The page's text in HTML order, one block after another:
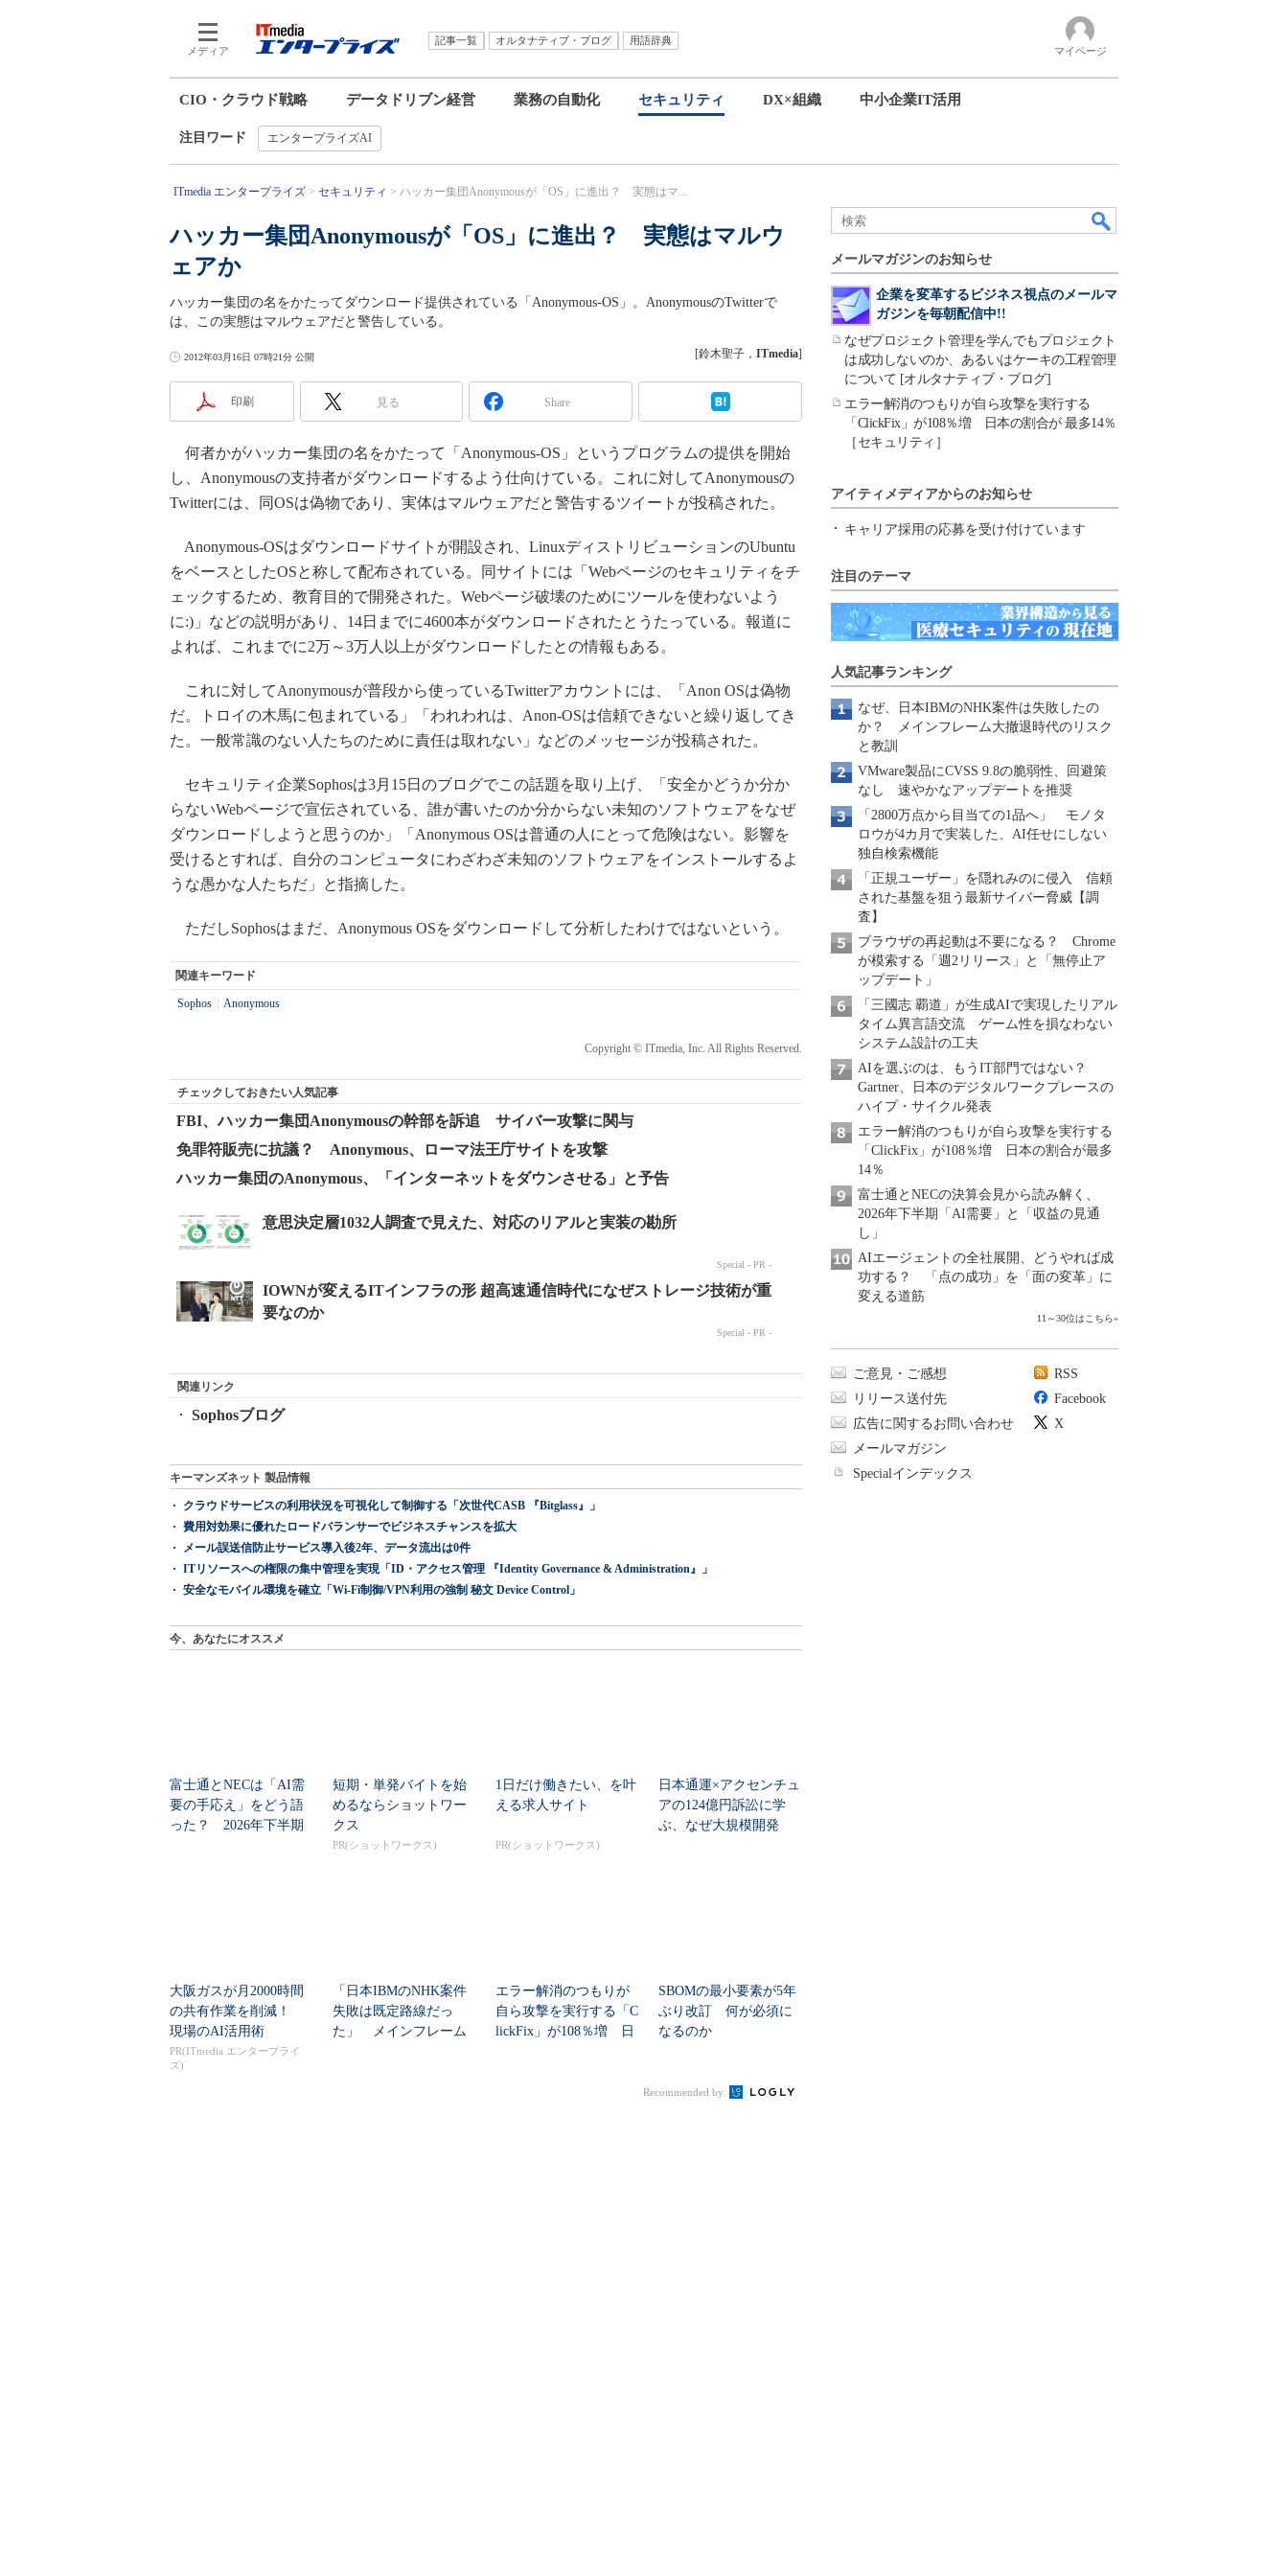
メディア
記事一覧 オルタナティブ・ブログ
用語辞典
マイページ
CIO・クラウド戦略 データドリブン経営 業務の自動化 セキュリティ DX×組織 中小企業IT活用
注目ワード エンタープライズAI
ITmedia エンタープライズ セキュリティ ハッカー集団Anonymousが「OS」に進出？ 実態はマ...
ハッカー集団Anonymousが「OS」に進出？ 実態はマルウ
ェアか
ハッカー集団の名をかたってダウンロード提供されている「Anonymous-OS」。AnonymousのTwitterで
は、この実態はマルウェアだと警告している。
2012年03月16日 07時21分 公開 [鈴木聖子， ITmedia]
印刷 見る Share
何者かがハッカー集団の名をかたって「Anonymous-OS」というプログラムの提供を開始
し、Anonymousの支持者がダウンロードするよう仕向けている。これに対してAnonymousの
Twitterには、同OSは偽物であり、実体はマルウェアだと警告するツイートが投稿された。
Anonymous-OSはダウンロードサイトが開設され、LinuxディストリビューションのUbuntu
をベースとしたOSと称して配布されている。同サイトには「Webページのセキュリティをチ
ェックするため、教育目的で開発された。Webページ破壊のためにツールを使わないよう
に:)」などの説明があり、14日までに4600本がダウンロードされたとうたっている。報道に
よれば、これまでに2万～3万人以上がダウンロードしたとの情報もある。
これに対してAnonymousが普段から使っているTwitterアカウントには、「Anon OSは偽物
だ。トロイの木馬に包まれている」「われわれは、Anon-OSは信頼できないと繰り返してき
た。一般常識のない人たちのために責任は取れない」などのメッセージが投稿された。
セキュリティ企業Sophosは3月15日のブログでこの話題を取り上げ、「安全かどうか分か
らないWebページで宣伝されている、誰が書いたのか分からない未知のソフトウェアをなぜ
ダウンロードしようと思うのか」「Anonymous OSは普通の人にとって危険はない。影響を
受けるとすれば、自分のコンピュータにわざわざ未知のソフトウェアをインストールするよ
うな愚かな人たちだ」と指摘した。
ただしSophosはまだ、Anonymous OSをダウンロードして分析したわけではないという。
関連キーワード
Sophos Anonymous
Copyright © ITmedia, Inc. All Rights Reserved.
チェックしておきたい人気記事
FBI、ハッカー集団Anonymousの幹部を訴追 サイバー攻撃に関与
免罪符販売に抗議？ Anonymous、ローマ法王庁サイトを攻撃
ハッカー集団のAnonymous、「インターネットをダウンさせる」と予告
関連リンク
Sophosブログ
キーマンズネット 製品情報
クラウドサービスの利用状況を可視化して制御する「次世代CASB 『Bitglass』」
費用対効果に優れたロードバランサーでビジネスチャンスを拡大
メール誤送信防止サービス導入後2年、データ流出は0件
ITリソースへの権限の集中管理を実現「ID・アクセス管理 『Identity Governance & Administration』」
安全なモバイル環境を確立「Wi-Fi制御/VPN利用の強制 秘文 Device Control」
今、あなたにオススメ
富士通とNECは「AI需
要の手応え」をどう語
った？ 2026年下半期
短期・単発バイトを始
めるならショットワー
クス
PR(ショットワークス)
1日だけ働きたい、を叶
える求人サイト
PR(ショットワークス)
日本通運×アクセンチュ
アの124億円訴訟に学
ぶ、なぜ大規模開発
大阪ガスが月2000時間
の共有作業を削減！
現場のAI活用術
PR(ITmedia エンタープライ
ズ)
「日本IBMのNHK案件
失敗は既定路線だっ
た」 メインフレーム
エラー解消のつもりが
自ら攻撃を実行する「C
lickFix」が108％増 日
SBOMの最小要素が5年
ぶり改訂 何が必須に
なるのか
Recommended by
メールマガジンのお知らせ
企業を変革するビジネス視点のメールマ
ガジンを毎朝配信中!!
なぜプロジェクト管理を学んでもプロジェクト
は成功しないのか、あるいはケーキの工程管理
について [オルタナティブ・ブログ]
エラー解消のつもりが自ら攻撃を実行する
「ClickFix」が108％増 日本の割合が 最多14％
［セキュリティ］
アイティメディアからのお知らせ
キャリア採用の応募を受け付けています
注目のテーマ
人気記事ランキング
なぜ、日本IBMのNHK案件は失敗したの
か？ メインフレーム大撤退時代のリスク
と教訓
VMware製品にCVSS 9.8の脆弱性、回避策
なし 速やかなアップデートを推奨
「2800万点から目当ての1品へ」 モノタ
ロウが4カ月で実装した、AI任せにしない
独自検索機能
「正規ユーザー」を隠れみのに侵入 信頼
された基盤を狙う最新サイバー脅威【調
査】
ブラウザの再起動は不要になる？ Chrome
が模索する「週2リリース」と「無停止ア
ップデート」
「三國志 覇道」が生成AIで実現したリアル
タイム異言語交流 ゲーム性を損なわない
システム設計の工夫
AIを選ぶのは、もうIT部門ではない？
Gartner、日本のデジタルワークプレースの
ハイプ・サイクル発表
エラー解消のつもりが自ら攻撃を実行する
「ClickFix」が108％増 日本の割合が最多
14％
富士通とNECの決算会見から読み解く、
2026年下半期「AI需要」と「収益の見通
し」
AIエージェントの全社展開、どうやれば成
功する？ 「点の成功」を「面の変革」に
変える道筋
11～30位はこちら»
ご意見・ご感想
リリース送付先
広告に関するお問い合わせ
メールマガジン
Specialインデックス
RSS
Facebook
X